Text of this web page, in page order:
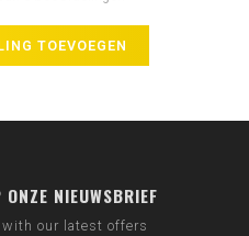
TOEVOEGEN
ONZE NIEUWSBRIEF
our latest offers